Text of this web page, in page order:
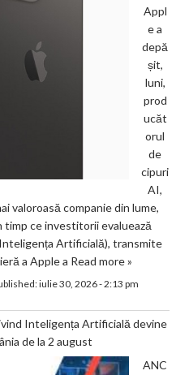
Appl
e a
depă
șit,
luni,
prod
ucăt
orul
de
cipuri
AI,
valoroasă companie din lume,
timp ce investitorii evaluează
Artificială), transmite
a Apple a Read more »
iulie 30, 2026 - 2:13 pm
Inteligența Artificială devine
de la 2 august
ANC